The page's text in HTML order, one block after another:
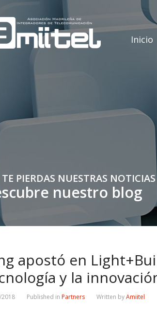
Inicio
PIERDAS NUESTRAS
nuestro blog
apostó en
y la
Published in Partners Written byAmiitel